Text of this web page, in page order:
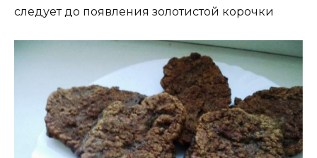
следует до появления золотистой корочки